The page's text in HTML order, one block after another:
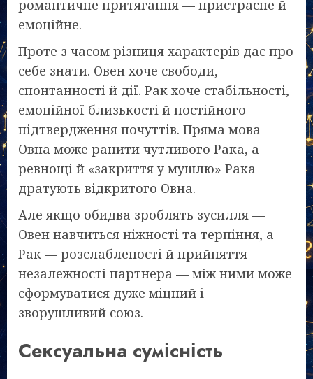
романтичне притягання — пристрасне й
емоційне.
Проте з часом різниця характерів дає про
себе знати. Овен хоче свободи,
спонтанності й дії. Рак хоче стабільності,
емоційної близькості й постійного
підтвердження почуттів. Пряма мова
Овна може ранити чутливого Рака, а
ревнощі й «закриття у мушлю» Рака
дратують відкритого Овна.
Але якщо обидва зроблять зусилля —
Овен навчиться ніжності та терпіння, а
Рак — розслабленості й прийняття
незалежності партнера — між ними може
сформуватися дуже міцний і
зворушливий союз.
Сексуальна сумісність